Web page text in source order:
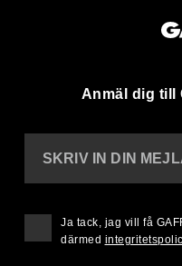
Anmäl dig till
SKRIV IN DIN
Ja tack, jag vill få
därmed